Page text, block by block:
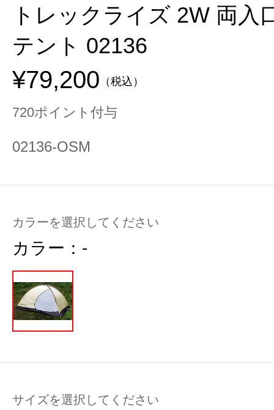
トレックライズ 2W 両入
テント 02136
¥79,200 （税込）
720ポイント付与
02136-OSM
カラーを選択してください
カラー： -
サイズを選択してください